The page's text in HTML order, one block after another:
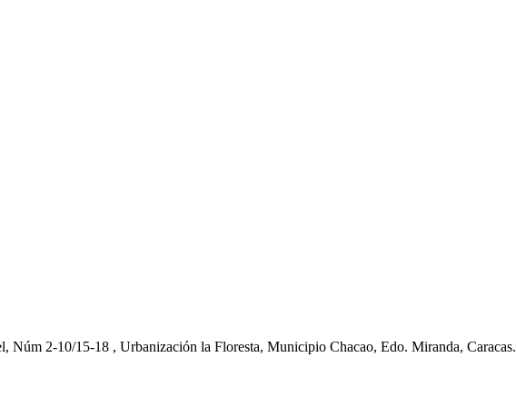
Núm 2-10/15-18 , Urbanización la Floresta, Municipio Chacao, Edo. Miranda, Caracas.